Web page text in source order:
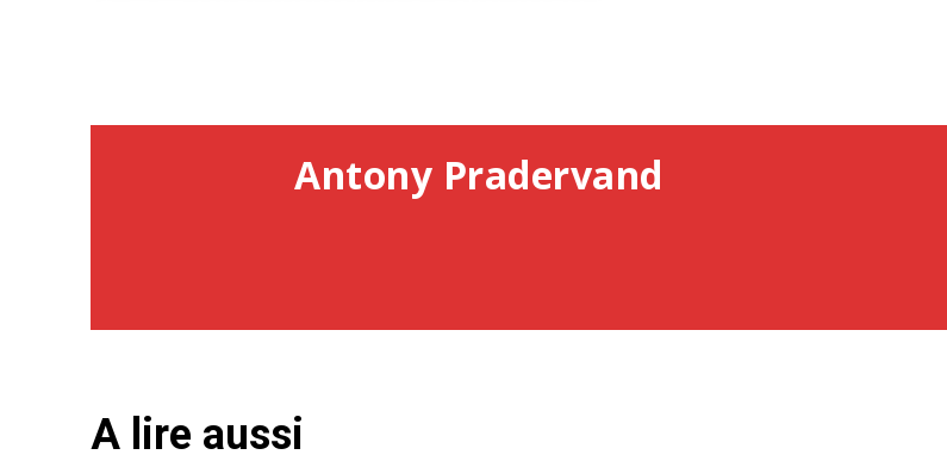
Antony Pradervand
A lire aussi